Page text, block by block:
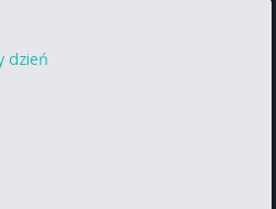
dzień